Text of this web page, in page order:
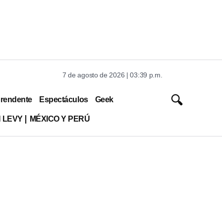
7 de agosto de 2026 | 03:39 p.m.
Espectáculos Geek
LEVY MÉXICO Y PERÚ